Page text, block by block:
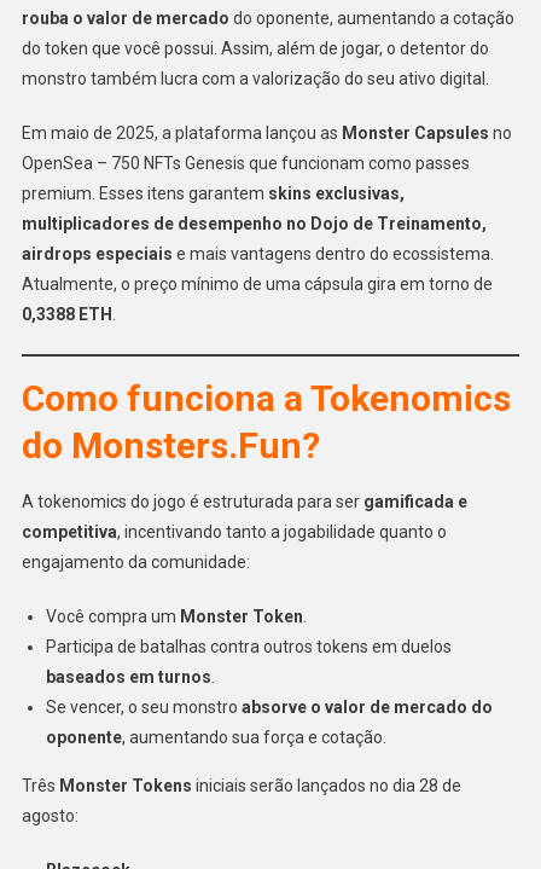
rouba o valor de mercado do oponente, aumentando a cotação
do token que você possui. Assim, além de jogar, o detentor do
monstro também lucra com a valorização do seu ativo digital.
Em maio de 2025, a plataforma lançou as Monster Capsules no
OpenSea – 750 NFTs Genesis que funcionam como passes
premium. Esses itens garantem skins exclusivas,
multiplicadores de desempenho no Dojo de Treinamento,
airdrops especiais e mais vantagens dentro do ecossistema.
Atualmente, o preço mínimo de uma cápsula gira em torno de
0,3388 ETH
Como funciona a Tokenomics
do Monsters.Fun?
A tokenomics do jogo é estruturada para ser gamificada e
competitiva, incentivando tanto a jogabilidade quanto o
engajamento da comunidade:
Você compra um Monster Token
Participa de batalhas contra outros tokens em duelos
baseados em turnos
Se vencer, o seu monstro absorve o valor de mercado do
oponente, aumentando sua força e cotação.
Três Monster Tokens iniciais serão lançados no dia 28 de
agosto: